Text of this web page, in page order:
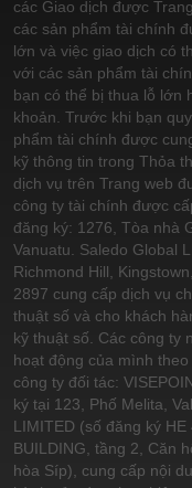
các Giao dịch được
các sản phẩm tài chính
lớn và việc giao dịch có
với các sản phẩm tài
bạn có thể bị thua lỗ lớn
khoản. Trước khi bạn
phẩm tài chính được
kỹ thông tin trong Thỏa
dịch vụ trên Trang web
công ty tài chính được
đăng ký: 1276, Tòa nhà
Vanuatu. Saledo Global
Richmond Hill,
2897 cung cấp dịch vụ
thuật số và cho khách
kỹ thuật số. Các công ty
hoạt động của mình
công ty đối tác:
ký tại 123, Phố Melita,
LIMITED (số đăng ký
BUILDING, tầng 2, Căn
hòa Síp), cung cấp nội